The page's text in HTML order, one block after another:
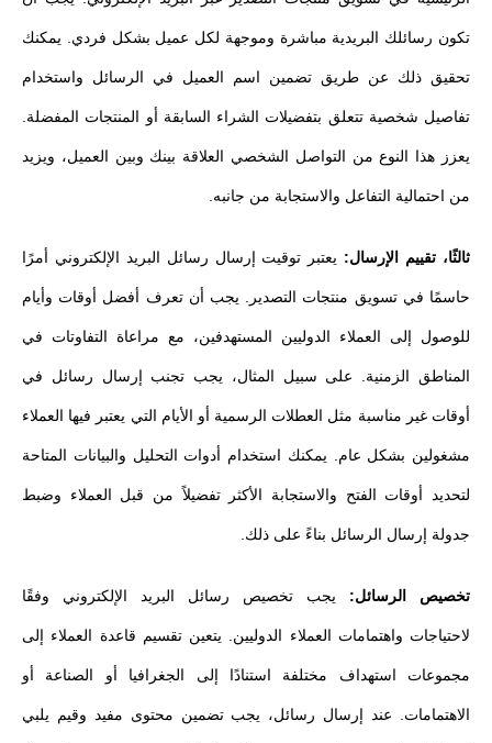
تكون رسائلك البريدية مباشرة وموجهة لكل عميل بشكل فردي. يمكنك
تحقيق ذلك عن طريق تضمين اسم العميل في الرسائل واستخدام
تفاصيل شخصية تتعلق بتفضيلات الشراء السابقة أو المنتجات المفضلة.
يعزز هذا النوع من التواصل الشخصي العلاقة بينك وبين العميل، ويزيد
من احتمالية التفاعل والاستجابة من جانبه.
ثالثًا، تقييم الإرسال: يعتبر توقيت إرسال رسائل البريد الإلكتروني أمرًا
حاسمًا في تسويق منتجات التصدير. يجب أن تعرف أفضل أوقات وأيام
للوصول إلى العملاء الدوليين المستهدفين، مع مراعاة التفاوتات في
المناطق الزمنية. على سبيل المثال، يجب تجنب إرسال رسائل في
أوقات غير مناسبة مثل العطلات الرسمية أو الأيام التي يعتبر فيها العملاء
مشغولين بشكل عام. يمكنك استخدام أدوات التحليل والبيانات المتاحة
لتحديد أوقات الفتح والاستجابة الأكثر تفضيلاً من قبل العملاء وضبط
جدولة إرسال الرسائل بناءً على ذلك.
تخصيص الرسائل: يجب تخصيص رسائل البريد الإلكتروني وفقًا
لاحتياجات واهتمامات العملاء الدوليين. يتعين تقسيم قاعدة العملاء إلى
مجموعات استهداف مختلفة استنادًا إلى الجغرافيا أو الصناعة أو
الاهتمامات. عند إرسال رسائل، يجب تضمين محتوى مفيد وقيم يلبي